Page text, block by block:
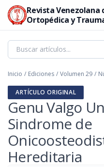
Revista Venezolana
Ortopédica y
Inicio / Ediciones / Volumen 29 /
ARTÍCULO ORIGINAL
Genu Valgo
Sindrome de
Hereditaria